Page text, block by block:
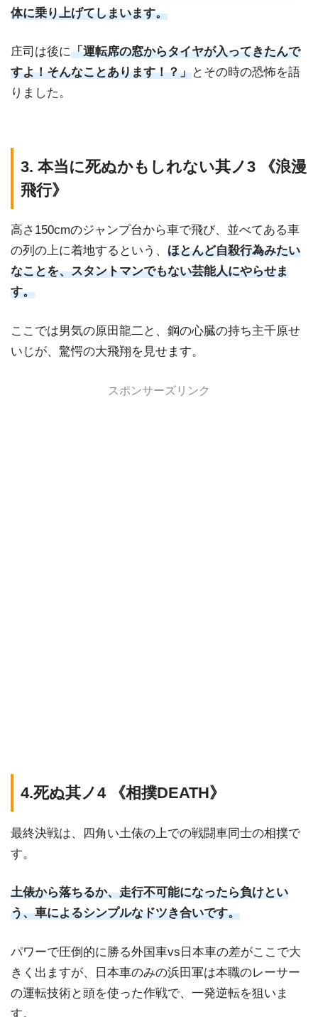
体に乗り上げてしまいます。
庄司は後に「運転席の窓からタイヤが入ってきたんで
すよ！そんなことあります！？」とその時の恐怖を語
りました。
3. 本当に死ぬかもしれない其ノ3 《浪漫
飛行》
高さ150cmのジャンプ台から車で飛び、並べてある車
の列の上に着地するという、 ほとんど自殺行為みたい
なことを、スタントマンでもない芸能人にやらせま
す。
ここでは男気の原田龍二と、鋼の心臓の持ち主千原せ
いじが、驚愕の大飛翔を見せます。
スポンサーズリンク
4.死ぬ其ノ4 《相撲DEATH》
最終決戦は、四角い土俵の上での戦闘車同士の相撲で
す。
土俵から落ちるか、走行不可能になったら負けとい
う、車によるシンプルなドツき合いです。
パワーで圧倒的に勝る外国車vs日本車の差がここで大
きく出ますが、日本車のみの浜田軍は本職のレーサー
の運転技術と頭を使った作戦で、一発逆転を狙いま
す。